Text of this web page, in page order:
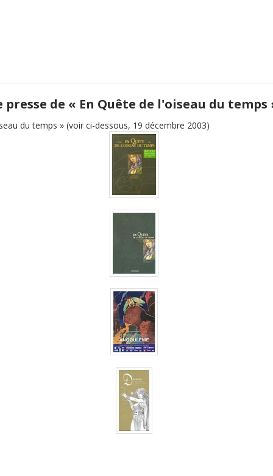
presse de « En Quête de l'oiseau du temps
du temps » (voir ci-dessous, 19 décembre 2003)